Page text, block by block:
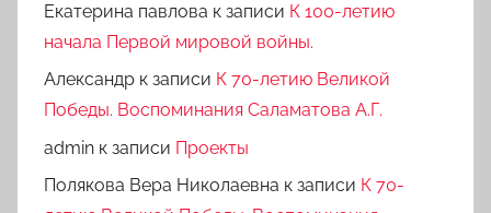
Екатерина павлова к записи К 100-летию
начала Первой мировой войны.
Александр к записи К 70-летию Великой
Победы. Воспоминания Саламатова А.Г.
admin к записи Проекты
Полякова Вера Николаевна к записи К 70-